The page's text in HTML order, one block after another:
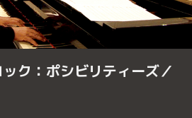
ク：ポシビリティーズ／